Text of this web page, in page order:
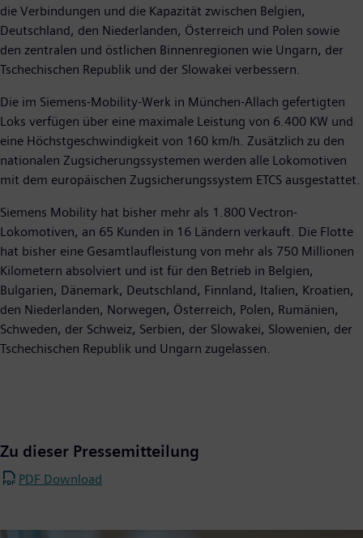
die Verbindungen und die Kapazität zwischen Belgien,
Deutschland, den Niederlanden, Österreich und Polen sowie
den zentralen und östlichen Binnenregionen wie Ungarn, der
Tschechischen Republik und der Slowakei verbessern.
Die im Siemens-Mobility-Werk in München-Allach gefertigten
Loks verfügen über eine maximale Leistung von 6.400 KW und
eine Höchstgeschwindigkeit von 160 km/h. Zusätzlich zu den
nationalen Zugsicherungssystemen werden alle Lokomotiven
mit dem europäischen Zugsicherungssystem ETCS ausgestattet.
Siemens Mobility hat bisher mehr als 1.800 Vectron-
Lokomotiven, an 65 Kunden in 16 Ländern verkauft. Die Flotte
hat bisher eine Gesamtlaufleistung von mehr als 750 Millionen
Kilometern absolviert und ist für den Betrieb in Belgien,
Bulgarien, Dänemark, Deutschland, Finnland, Italien, Kroatien,
den Niederlanden, Norwegen, Österreich, Polen, Rumänien,
Schweden, der Schweiz, Serbien, der Slowakei, Slowenien, der
Tschechischen Republik und Ungarn zugelassen.
Zu dieser Pressemitteilung
PDF Download